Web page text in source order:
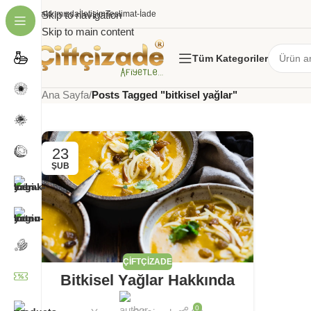
Skip to navigation
Skip to main content
HakkımızdaİletişimTeslimat-İade
Tüm Kategoriler
Tag Archives: bitkisel
Ana Sayfa/Posts Tagged "bitkisel yağlar"
23
ŞUB
ÇIFTÇIZADE
Bitkisel Yağlar Hakkında
0